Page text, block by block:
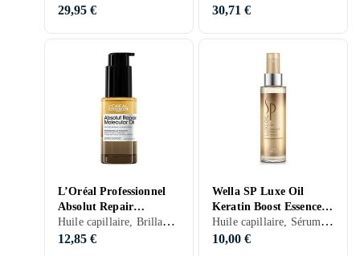
29,95 €
30,71 €
L’Oréal Professionnel
Absolut Repair
Molecular Huile
Biphasée 30ml
Huile capillaire, Brillance, Réparateur, Nourrissant, Abîmés
12,85 €
Wella SP Luxe Oil
Keratin Boost Essence
Soin sans rinçage 100ml
Huile capillaire, Sérum pour cuir chevelu, Brillance, Hydratant/Adoucissant, Réparateur, Nourrissant, Anti-frisottis, Normaux, Secs, Colorés, Fin, Endommagé par le soleil, Blonds/méchés, Abîmés, Bouclés/Permanentés, Frisés, 100 ml/g
10,00 €